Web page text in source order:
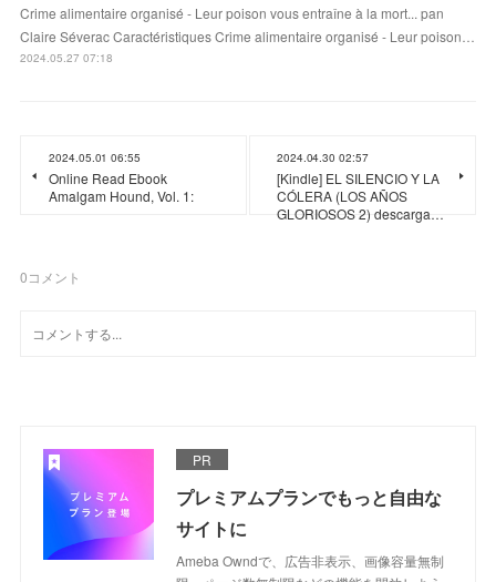
Crime alimentaire organisé - Leur poison vous entraîne à la mort... pan
Claire Séverac Caractéristiques Crime alimentaire organisé - Leur poison…
2024.05.27 07:18
2024.05.01 06:55
Online Read Ebook
Amalgam Hound, Vol. 1:
2024.04.30 02:57
[Kindle] EL SILENCIO Y LA
CÓLERA (LOS AÑOS
GLORIOSOS 2) descarga…
0コメント
PR
プレミアムプランでもっと自由な
サイトに
Ameba Owndで、広告非表示、画像容量無制